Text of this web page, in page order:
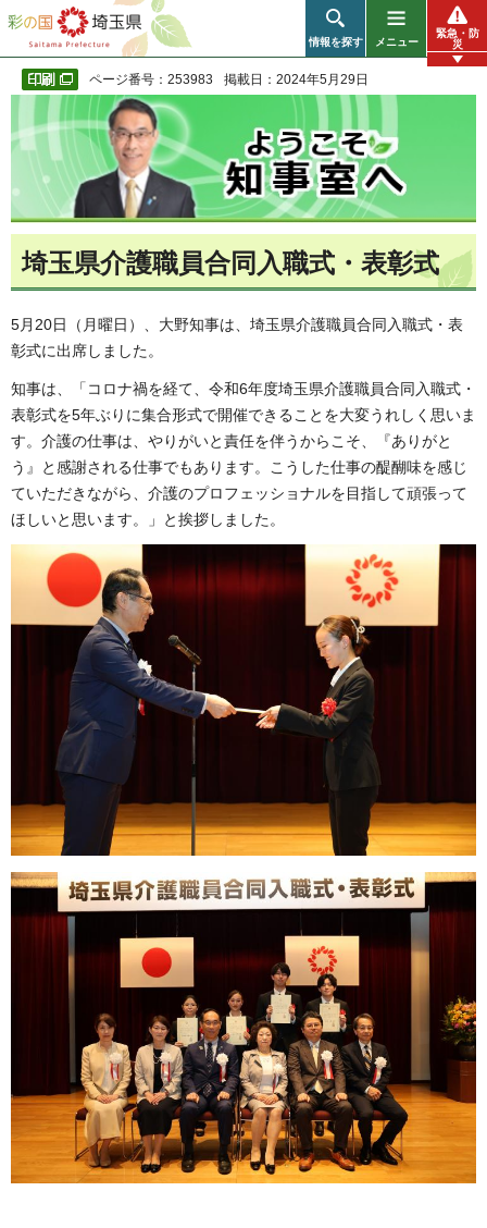
彩の国 埼玉県
情報を探す メニュー
緊急・防
災
ページ番号：253983 掲載日：2024年5月29日
埼玉県介護職員合同入職式・表彰式
5月20日（月曜日）、大野知事は、埼玉県介護職員合同入職式・表
彰式に出席しました。
知事は、「コロナ禍を経て、令和6年度埼玉県介護職員合同入職式・
表彰式を5年ぶりに集合形式で開催できることを大変うれしく思いま
す。介護の仕事は、やりがいと責任を伴うからこそ、『ありがと
う』と感謝される仕事でもあります。こうした仕事の醍醐味を感じ
ていただきながら、介護のプロフェッショナルを目指して頑張って
ほしいと思います。」と挨拶しました。